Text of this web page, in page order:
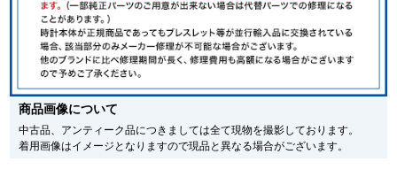
SNS・動画
For Overseas Customers
商品画像について
中古品、アンティーク品につきましては全て現物を撮影しております。
着用画像はイメージとなりますので現品と異なる場合がございます。
※シリアルナンバーや限定番号につきましては、プライバシーの関係上WEBへ
の掲載を控えております。
またお電話でお問い合わせ頂きましてもお答えできません。
※当店では店頭販売も行っております為、サイトでのご注文と店頭処理との時
間差で在庫切れになる場合がございます。
予めご了承くださいませ。
また、ご来店にてご購入を希望される場合にも、事前に在庫の確認をお電話か
メールにてお問い合わせいただけますようお願いいたします。
※アンティーク品やユーズド品の場合、外装および内部機械に代替部品を使用